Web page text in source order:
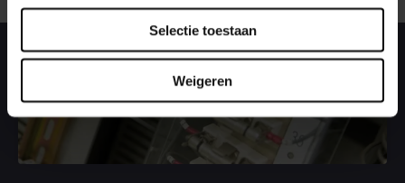
Selectie toestaan
Weigeren